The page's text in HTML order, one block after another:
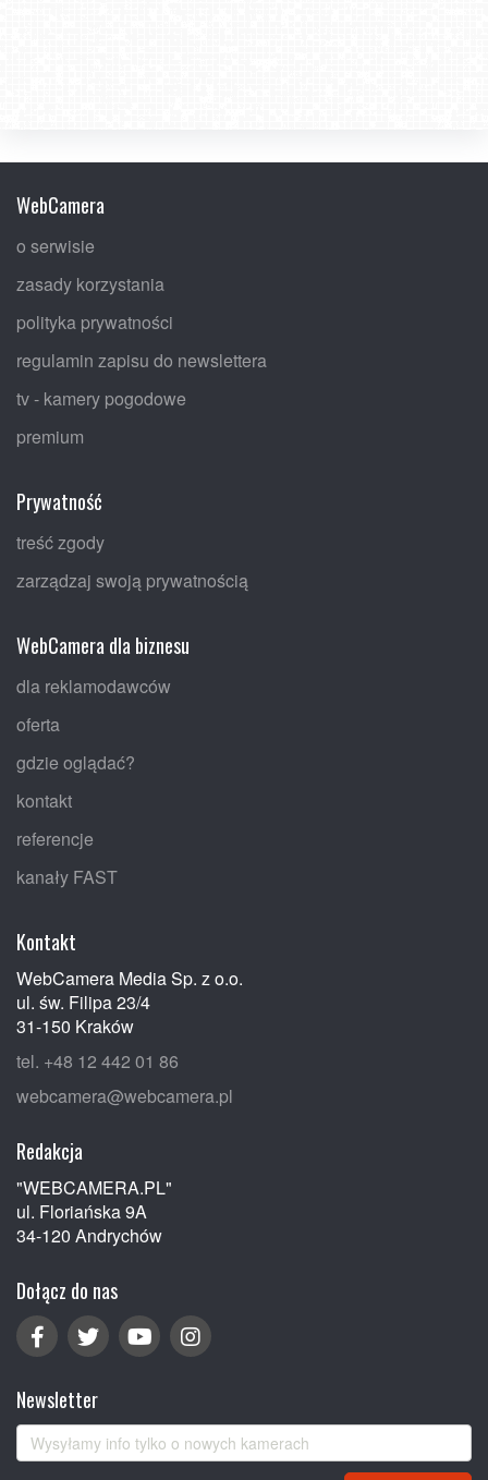
WebCamera
o serwisie
zasady korzystania
polityka prywatności
regulamin zapisu do newslettera
tv - kamery pogodowe
premium
Prywatność
treść zgody
zarządzaj swoją prywatnością
WebCamera dla biznesu
dla reklamodawców
oferta
gdzie oglądać?
kontakt
referencje
kanały FAST
Kontakt
WebCamera Media Sp. z o.o.
ul. św. Filipa 23/4
31-150 Kraków
tel. +48 12 442 01 86
webcamera@webcamera.pl
Redakcja
"WEBCAMERA.PL"
ul. Floriańska 9A
34-120 Andrychów
Dołącz do nas
Newsletter